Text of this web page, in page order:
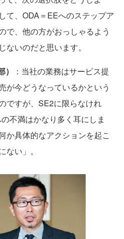
て、ODA＝EEへのステップア
で、他の方がおっしゃるよう
いのだと思います。
：当社の業務はサービス提
が今どうなっているかという
ですが、SE2に限らなけれ
不満はかなり多く耳にしま
か具体的なアクションを起こ
ない」。